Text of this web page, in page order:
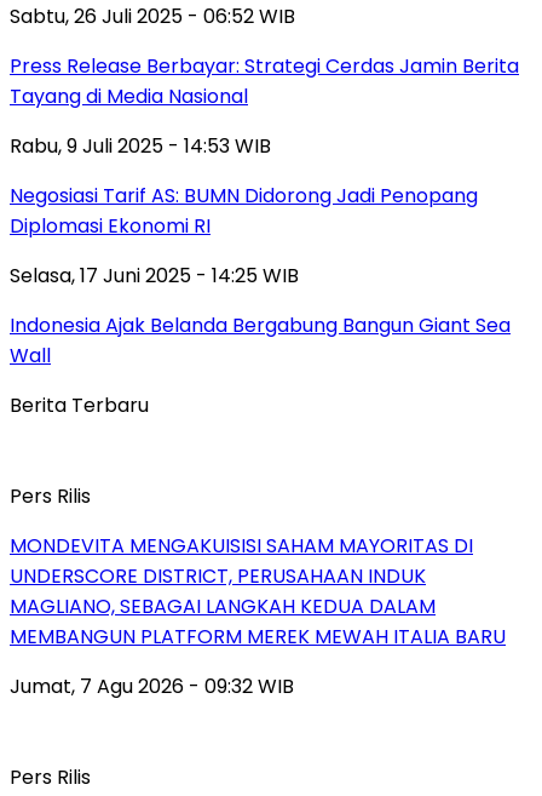
Sabtu, 26 Juli 2025 - 06:52 WIB
Press Release Berbayar: Strategi Cerdas Jamin Berita
Tayang di Media Nasional
Rabu, 9 Juli 2025 - 14:53 WIB
Negosiasi Tarif AS: BUMN Didorong Jadi Penopang
Diplomasi Ekonomi RI
Selasa, 17 Juni 2025 - 14:25 WIB
Indonesia Ajak Belanda Bergabung Bangun Giant Sea
Wall
Berita Terbaru
Pers Rilis
MONDEVITA MENGAKUISISI SAHAM MAYORITAS DI
UNDERSCORE DISTRICT, PERUSAHAAN INDUK
MAGLIANO, SEBAGAI LANGKAH KEDUA DALAM
MEMBANGUN PLATFORM MEREK MEWAH ITALIA BARU
Jumat, 7 Agu 2026 - 09:32 WIB
Pers Rilis